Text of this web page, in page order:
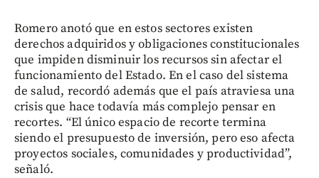
Romero anotó que en estos sectores existen
derechos adquiridos y obligaciones constitucionales
que impiden disminuir los recursos sin afectar el
funcionamiento del Estado. En el caso del sistema
de salud, recordó además que el país atraviesa una
crisis que hace todavía más complejo pensar en
recortes. “El único espacio de recorte termina
siendo el presupuesto de inversión, pero eso afecta
proyectos sociales, comunidades y productividad”,
señaló.